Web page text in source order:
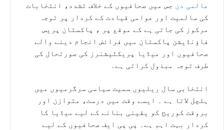
عالمی دن جس میں صحافیوں کے خلاف تشدد، انتخابات
کی سالمیت اور عوامی قیادت کے کردار پر توجہ
مرکوز کی جاتی ہے کے موقع پر ، پاکستان پریس
فاؤنڈیشن پاکستان میں فرائض انجام دینے والے
صحافیوں اور میڈیا پریکٹیشنرز کی صورتحال کی
طرف توجہ مبذول کراتی ہے۔
انتخابی سال ریلیوں سمیت سیاسی سرگرمیوں میں
ہلچل لاتا ہے ۔ ایسے وقت میں درست، متوازن اور
بروقت کوریج کو یقینی بنانے کے لیے میڈیا کا
کردار بہت اہم ہے۔ پی پی ایف صحافیوں کے لیے